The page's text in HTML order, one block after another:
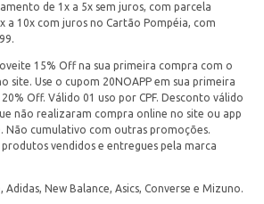
de 1x a 5x sem juros, com parcela
a 10x com juros no Cartão Pompéia, com
15% Off na sua primeira compra com o
site. Use o cupom 20NOAPP em sua primeira
Off. Válido 01 uso por CPF. Desconto válido
não realizaram compra online no site ou app
Não cumulativo com outras promoções.
vendidos e entregues pela marca
Adidas, New Balance, Asics, Converse e Mizuno.